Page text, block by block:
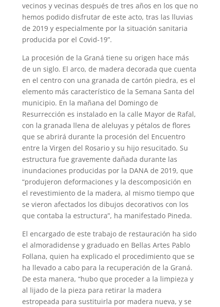
vecinos y vecinas después de tres años en los que no
hemos podido disfrutar de este acto, tras las lluvias
de 2019 y especialmente por la situación sanitaria
producida por el Covid-19”.
La procesión de la Graná tiene su origen hace más
de un siglo. El arco, de madera decorada que cuenta
en el centro con una granada de cartón piedra, es el
elemento más característico de la Semana Santa del
municipio. En la mañana del Domingo de
Resurrección es instalado en la calle Mayor de Rafal,
con la granada llena de aleluyas y pétalos de flores
que se abrirá durante la procesión del Encuentro
entre la Virgen del Rosario y su hijo resucitado. Su
estructura fue gravemente dañada durante las
inundaciones producidas por la DANA de 2019, que
“produjeron deformaciones y la descomposición en
el revestimiento de la madera, al mismo tiempo que
se vieron afectados los dibujos decorativos con los
que contaba la estructura”, ha manifestado Pineda.
El encargado de este trabajo de restauración ha sido
el almoradidense y graduado en Bellas Artes Pablo
Follana, quien ha explicado el procedimiento que se
ha llevado a cabo para la recuperación de la Graná.
De esta manera, “hubo que proceder a la limpieza y
al lijado de la pieza para retirar la madera
estropeada para sustituirla por madera nueva, y se